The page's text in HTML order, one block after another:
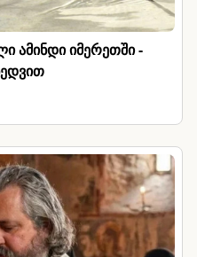
ამინდი იმერეთში -